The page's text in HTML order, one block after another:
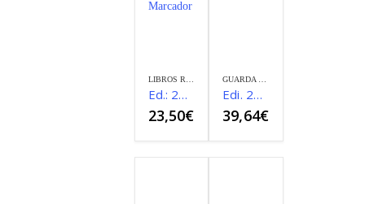
Ed.: 2024 Registro Entrada y Salida de Munición para ejercicios de Tiro
23,50€
Edi. 2024 (Color) Especialidad de Caza del Guarda Rural
39,64€